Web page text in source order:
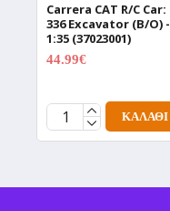
Carrera CAT R/C Car:
336 Excavator (B/O) -
1:35 (37023001)
44.99€
ΚΑΛΆΘΙ